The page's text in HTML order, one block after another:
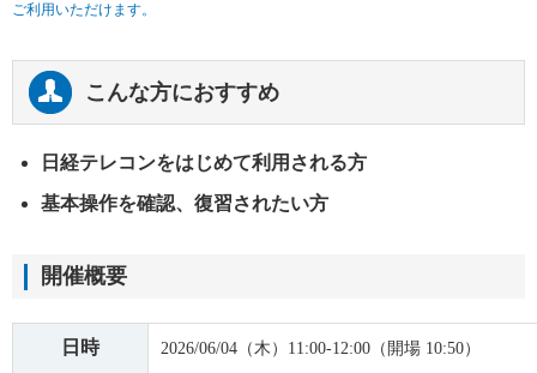
ご利用いただけます。
こんな方におすすめ
日経テレコンをはじめて利用される方
基本操作を確認、復習されたい方
開催概要
日時 2026/06/04（木）11:00-12:00（開場 10:50）